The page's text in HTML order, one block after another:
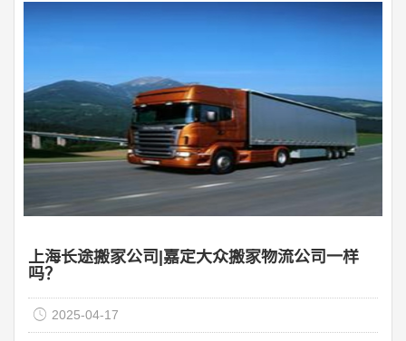
上海长途搬家公司|嘉定大众搬家物流公司一样
吗？
2025-04-17